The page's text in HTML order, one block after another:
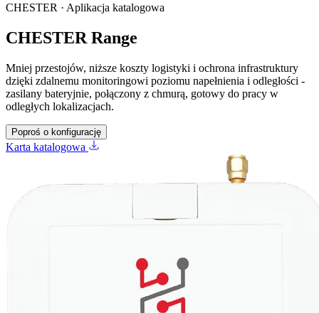
CHESTER · Aplikacja katalogowa
CHESTER Range
Mniej przestojów, niższe koszty logistyki i ochrona infrastruktury
dzięki zdalnemu monitoringowi poziomu napełnienia i odległości -
zasilany bateryjnie, połączony z chmurą, gotowy do pracy w
odległych lokalizacjach.
Poproś o konfigurację
Karta katalogowa